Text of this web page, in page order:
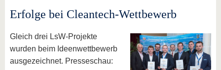
Erfolge bei Cleantech-Wettbewerb
Gleich drei LsW-Projekte
wurden beim Ideenwettbewerb
ausgezeichnet. Presseschau: